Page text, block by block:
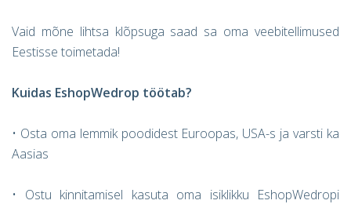
Vaid mõne lihtsa klõpsuga saad sa oma veebitellimused
Eestisse toimetada!
Kuidas EshopWedrop töötab?
• Osta oma lemmik poodidest Euroopas, USA-s ja varsti ka
Aasias
• Ostu kinnitamisel kasuta oma isiklikku EshopWedropi